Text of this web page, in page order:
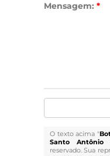
Mensagem: *
O texto acima "
Santo Antônio
reservado. Sua